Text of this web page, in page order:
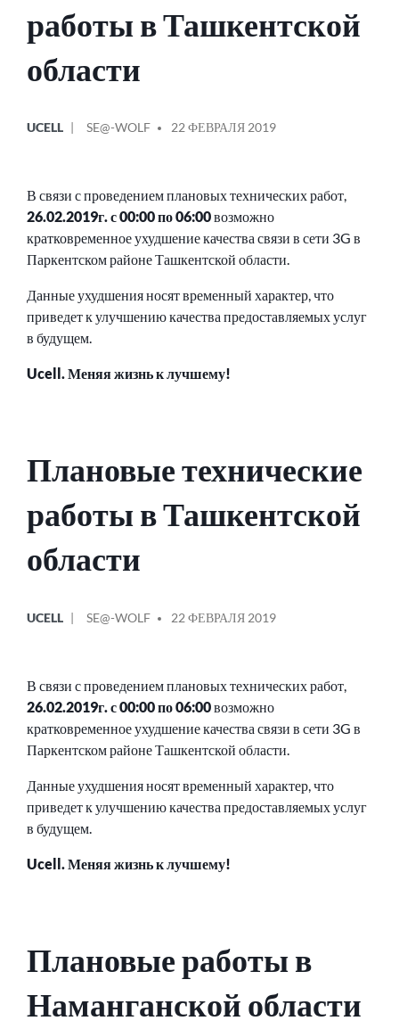
работы в Ташкентской
области
В
UCELL
ОТ
SE@-WOLF 22 ФЕВРАЛЯ 2019
В связи с проведением плановых технических работ,
26.02.2019г. с 00:00 по 06:00возможно
кратковременное ухудшение качества связи в сети 3G в
Паркентском районе Ташкентской области.
Данные ухудшения носят временный характер, что
приведет к улучшению качества предоставляемых услуг
в будущем.
Ucell. Меняя жизнь к лучшему!
Плановые технические
работы в Ташкентской
области
В
UCELL
ОТ
SE@-WOLF 22 ФЕВРАЛЯ 2019
В связи с проведением плановых технических работ,
26.02.2019г. с 00:00 по 06:00возможно
кратковременное ухудшение качества связи в сети 3G в
Паркентском районе Ташкентской области.
Данные ухудшения носят временный характер, что
приведет к улучшению качества предоставляемых услуг
в будущем.
Ucell. Меняя жизнь к лучшему!
Плановые работы в
Наманганской области